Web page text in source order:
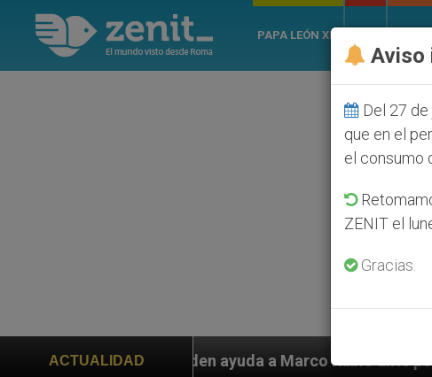
PAPA LEÓN XIV
ACTUALIDAD
ayuda a Marco Rubio ante persecución de colonos
Aviso
Del 27
que en el
el consumo
ZENIT el
Gracias.